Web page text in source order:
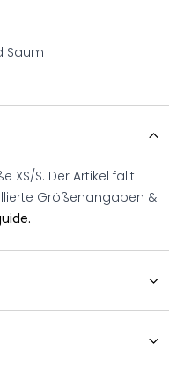
Saum
XS/S. Der Artikel fällt
Größenangaben &